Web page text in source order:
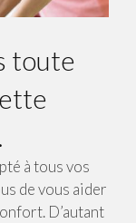
toute
à tous vos
de vous aider
D’autant